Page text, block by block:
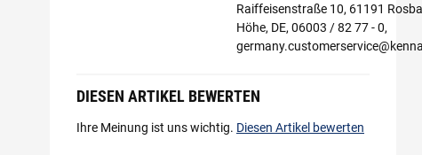
Raiffeisenstraße 10, 61191
Höhe, DE, 06003 / 82 77 - 0,
DIESEN ARTIKEL BEWERTEN
Ihre Meinung ist uns wichtig. Diesen Artikel bewerten